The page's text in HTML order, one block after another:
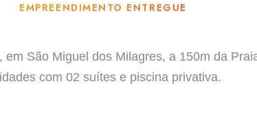
EMPREENDIMENTO ENTREGUE
em São Miguel dos Milagres, a 150m da
com 02 suítes e piscina privativa.